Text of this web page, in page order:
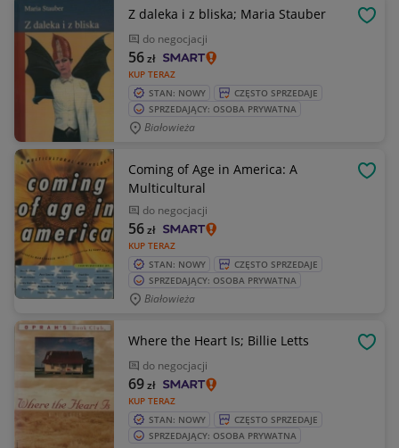
Z daleka i z bliska; Maria Stauber
do negocjacji
KUP TERAZ
56zł
STAN: NOWY
CZĘSTO SPRZEDAJE
SPRZEDAJĄCY: OSOBA PRYWATNA
Białowieża
Coming of Age in America: A
Multicultural
do negocjacji
KUP TERAZ
56zł
STAN: NOWY
CZĘSTO SPRZEDAJE
SPRZEDAJĄCY: OSOBA PRYWATNA
Białowieża
Where the Heart Is; Billie Letts
do negocjacji
KUP TERAZ
69zł
STAN: NOWY
CZĘSTO SPRZEDAJE
SPRZEDAJĄCY: OSOBA PRYWATNA